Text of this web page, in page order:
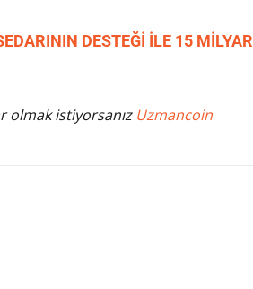
DESTEĞİ İLE 15 MİLYAR
olmak istiyorsanız Uzmancoin